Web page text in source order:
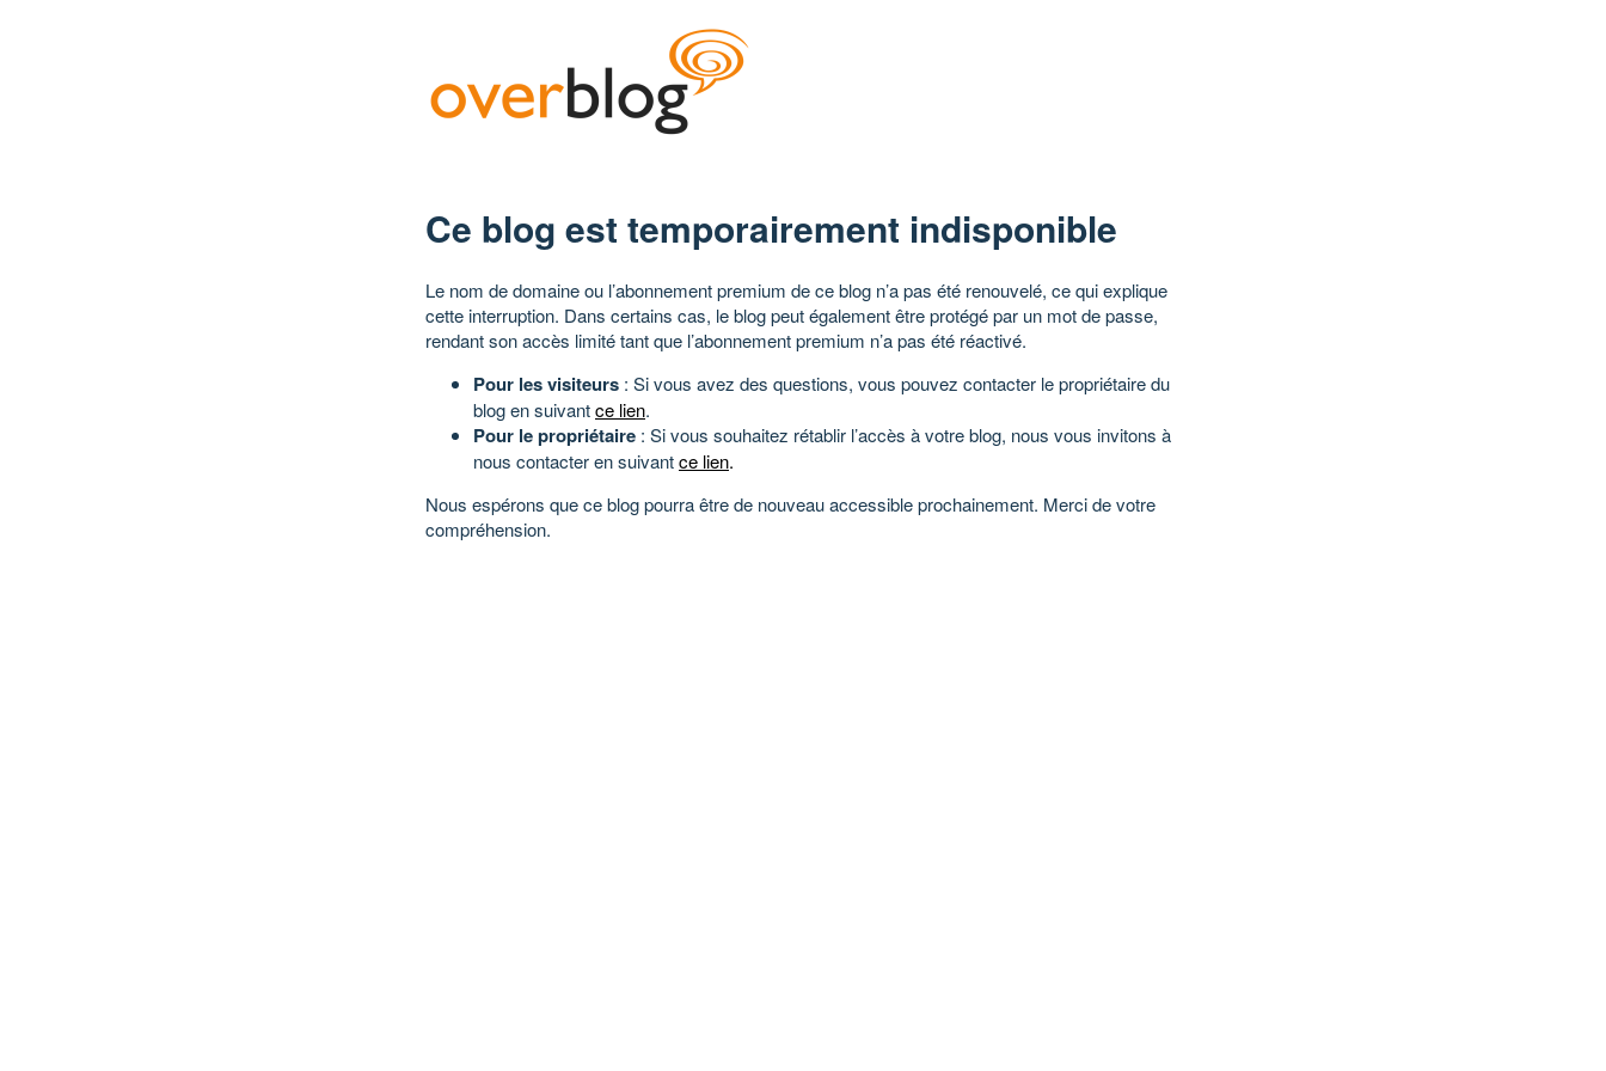
Ce blog est temporairement indisponible
Le nom de domaine ou l’abonnement premium de ce blog n’a pas été renouvelé, ce qui explique
cette interruption. Dans certains cas, le blog peut également être protégé par un mot de passe,
rendant son accès limité tant que l’abonnement premium n’a pas été réactivé.
Pour les visiteurs : Si vous avez des questions, vous pouvez contacter le propriétaire du
blog en suivantce lien.
Pour le propriétaire : Si vous souhaitez rétablir l’accès à votre blog, nous vous invitons à
nous contacter en suivantce lien.
Nous espérons que ce blog pourra être de nouveau accessible prochainement. Merci de votre
compréhension.